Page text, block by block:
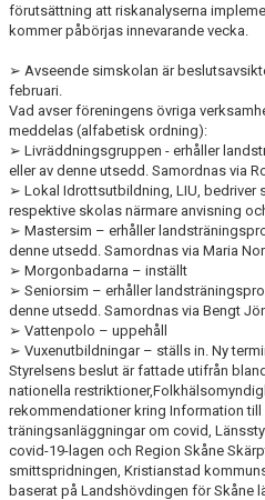
VÅRA TÄVLINGAR
VÅRA EVENEMANG
VERKSAMHETSHANDBOK
KSLS FOR UKRAINE
WALL OF MEMORIES
förutsättning att riskanalyserna
kommer påbörjas innevarande vecka.
➢ Avseende simskolan är
februari.
Vad avser föreningens övriga
meddelas (alfabetisk ordning):
➢ Livräddningsgruppen - erhåller
eller av denne utsedd. Samordnas via
➢ Lokal Idrottsutbildning, LIU, bedriver
respektive skolas närmare anvisning
➢ Mastersim – erhåller
denne utsedd. Samordnas via Maria
➢ Morgonbadarna – inställt
➢ Seniorsim – erhåller
denne utsedd. Samordnas via Bengt
➢ Vattenpolo – uppehåll
➢ Vuxenutbildningar – ställs in. Ny
Styrelsens beslut är fattade utifrån
nationella
rekommendationer kring Information
träningsanläggningar om covid,
covid-19-lagen och Region Skåne
smittspridningen, Kristianstad
baserat på Landshövdingen för Skåne